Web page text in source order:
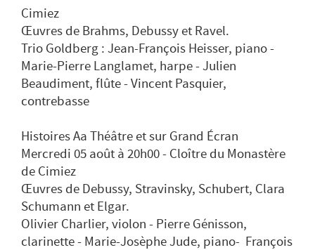
Cimiez
Œuvres de Brahms, Debussy et Ravel.
Trio Goldberg : Jean-François Heisser, piano -
Marie-Pierre Langlamet, harpe - Julien
Beaudiment, flûte - Vincent Pasquier,
contrebasse
Histoires Aa Théâtre et sur Grand Écran
Mercredi 05 août à 20h00 - Cloître du Monastère
de Cimiez
Œuvres de Debussy, Stravinsky, Schubert, Clara
Schumann et Elgar.
Olivier Charlier, violon - Pierre Génisson,
clarinette - Marie-Josèphe Jude, piano- François